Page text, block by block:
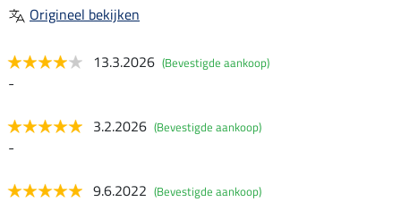
Origineel bekijken
13.3.2026 (Bevestigde aankoop)
-
3.2.2026 (Bevestigde aankoop)
-
9.6.2022 (Bevestigde aankoop)